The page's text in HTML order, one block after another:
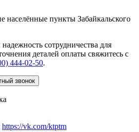
населённые пункты Забайкальского
сотрудничества для
деталей оплаты свяжитесь с
444-02-50.
https://vk.com/ktptm